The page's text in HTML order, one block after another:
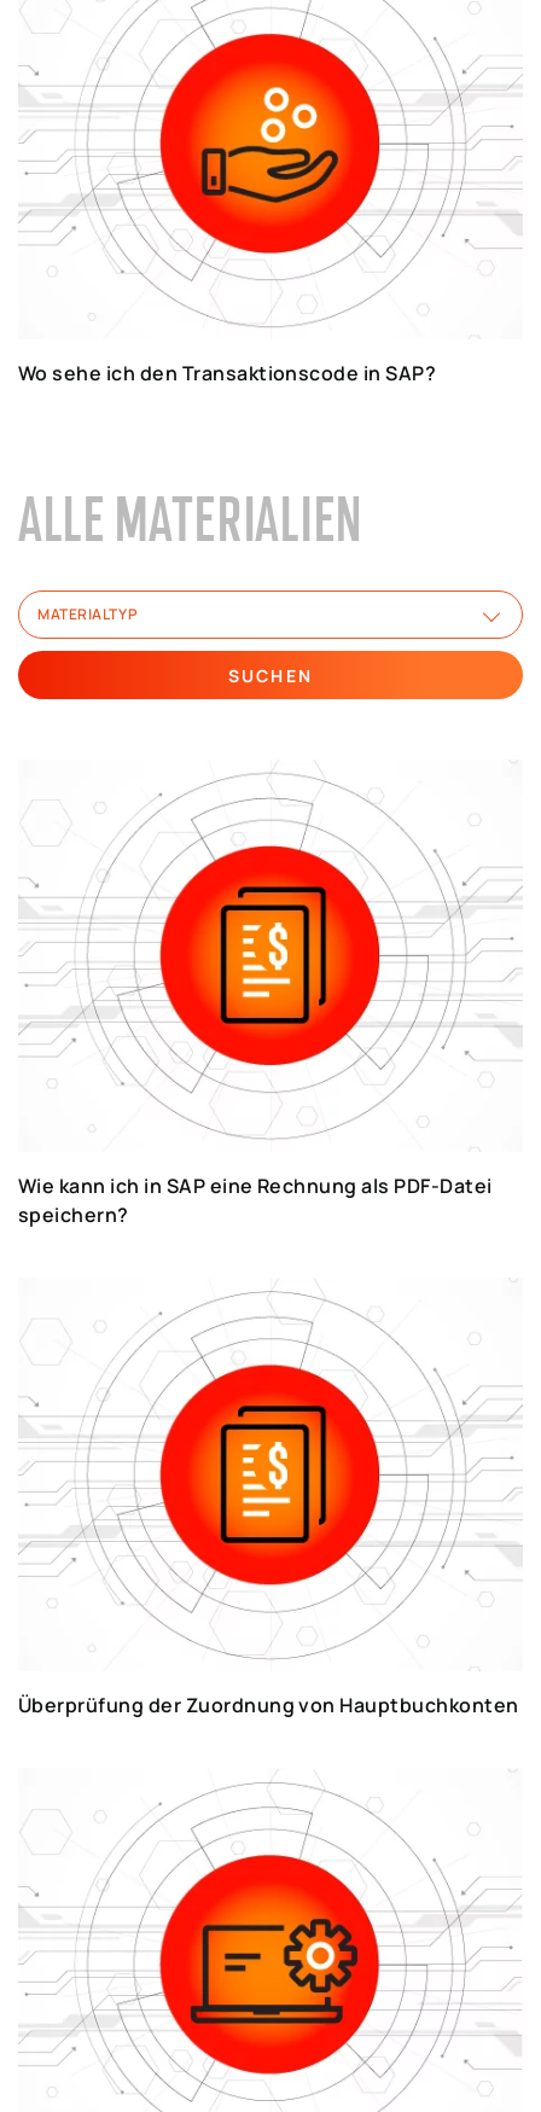
Wo sehe ich den Transaktionscode in SAP?
ALLE MATERIALIEN
MATERIALTYP
SUCHEN
Wie kann ich in SAP eine Rechnung als PDF-Datei
speichern?
Überprüfung der Zuordnung von Hauptbuchkonten